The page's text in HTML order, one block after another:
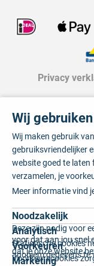
Privacy
Wij
Wij maken gebruik
gebruiksvriendelijker
website goed te laten
verzamelen, je
Meer informatie vind
Noodzakelijk
Deze zijn nodig voor
voor dat aan jou snel
dat je onze website
Analytisch
Statistische cookies
anoniem gegevens te
Voorkeuren
Voorkeurscookies
Marketing